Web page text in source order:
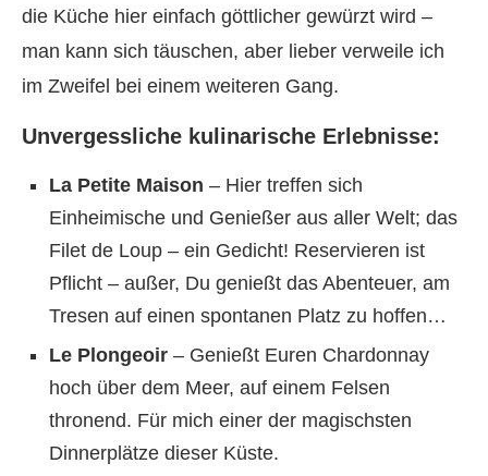
die Küche hier einfach göttlicher gewürzt wird –
man kann sich täuschen, aber lieber verweile ich
im Zweifel bei einem weiteren Gang.
Unvergessliche kulinarische Erlebnisse:
La Petite Maison – Hier treffen sich
Einheimische und Genießer aus aller Welt; das
Filet de Loup – ein Gedicht! Reservieren ist
Pflicht – außer, Du genießt das Abenteuer, am
Tresen auf einen spontanen Platz zu hoffen…
Le Plongeoir – Genießt Euren Chardonnay
hoch über dem Meer, auf einem Felsen
thronend. Für mich einer der magischsten
Dinnerplätze dieser Küste.